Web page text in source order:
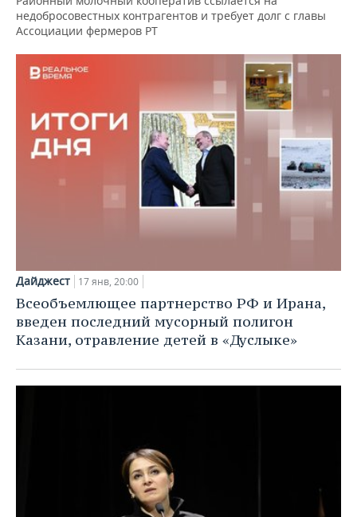
недобросовестных контрагентов и требует долг с главы
Ассоциации фермеров РТ
Дайджест 17 янв, 20:00
Всеобъемлющее партнерство РФ и Ирана,
введен последний мусорный полигон
Казани, отравление детей в «Дуслыке»